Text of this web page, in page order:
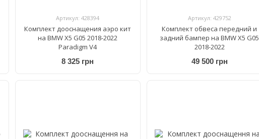
Артикул: 428394
Комплект дооснащения аэро кит
на BMW X5 G05 2018-2022
Paradigm V4
8 325 грн
Артикул: 429752
Комплект обвеса передний и
задний бампер на BMW X5 G05
2018-2022
49 500 грн